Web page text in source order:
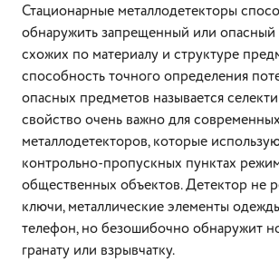
Стационарные металлодетекторы
обнаружить запрещенный или опасный
схожих по материалу и структуре
способность точного определения
опасных предметов называется
свойство очень важно для современных
металлодетекторов, которые
контрольно-пропускных пунктах
общественных объектов. Детектор не
ключи, металлические элементы
телефон, но безошибочно обнаружит
гранату или взрывчатку.